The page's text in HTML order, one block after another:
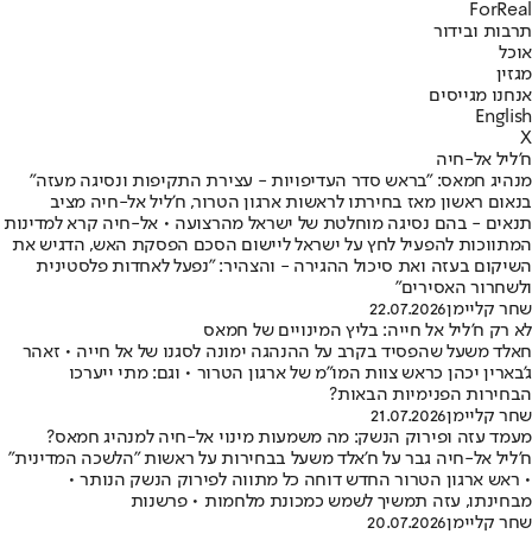
ForReal
תרבות ובידור
אוכל
מגזין
אנחנו מגייסים
English
X
ח'ליל אל-חיה
מנהיג חמאס: "בראש סדר העדיפויות - עצירת התקיפות ונסיגה מעזה"
בנאום ראשון מאז בחירתו לראשות ארגון הטרור, ח'ליל אל-חיה מציב
תנאים - בהם נסיגה מוחלטת של ישראל מהרצועה • אל-חיה קרא למדינות
המתווכות להפעיל לחץ על ישראל ליישום הסכם הפסקת האש, הדגיש את
השיקום בעזה ואת סיכול ההגירה - והצהיר: "נפעל לאחדות פלסטינית
ולשחרור האסירים"
שחר קליימן22.07.2026
לא רק ח'ליל אל חייה: בליץ המינויים של חמאס
חאלד משעל שהפסיד בקרב על ההנהגה ימונה לסגנו של אל חייה • זאהר
ג'בארין יכהן כראש צוות המו"מ של ארגון הטרור • וגם: מתי ייערכו
הבחירות הפנימיות הבאות?
שחר קליימן21.07.2026
מעמד עזה ופירוק הנשק: מה משמעות מינוי אל-חיה למנהיג חמאס?
ח'ליל אל-חיה גבר על ח'אלד משעל בבחירות על ראשות "הלשכה המדינית"
• ראש ארגון הטרור החדש דוחה כל מתווה לפירוק הנשק הנותר •
מבחינתו, עזה תמשיך לשמש כמכונת מלחמות • פרשנות
שחר קליימן20.07.2026